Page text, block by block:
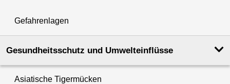
Gefahrenlagen
Gesundheits­schutz und Umwelt­einflüsse
Asiatische Tigermücken